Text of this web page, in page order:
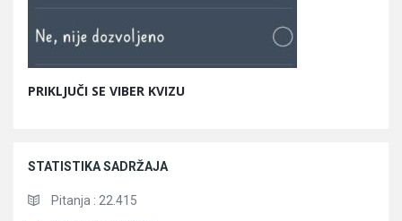
PRIKLJUČI SE VIBER KVIZU
STATISTIKA SADRŽAJA
Pitanja : 22.415